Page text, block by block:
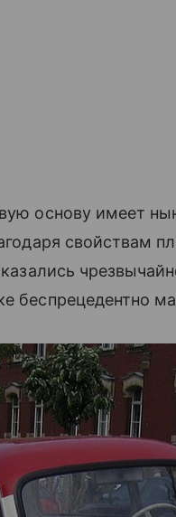
основу имеет
свойствам
беспрецедентно